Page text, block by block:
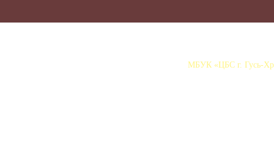
МБУК «ЦБС г. Гусь-